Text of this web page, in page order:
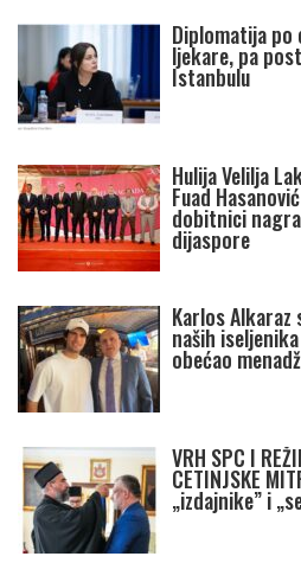
Diplomatija
ljekare, pa
Istanbulu
Hulija Velilja
Fuad
dobitnici
dijaspore
Karlos
naših
obećao
VRH SPC I
CETINJSKE
„izdajnike” i